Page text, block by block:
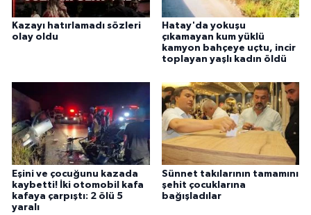
Kazayı hatırlamadı sözleri
olay oldu
Hatay'da yokuşu
çıkamayan kum yüklü
kamyon bahçeye uçtu, incir
toplayan yaşlı kadın öldü
Eşini ve çocuğunu kazada
kaybetti! İki otomobil kafa
kafaya çarpıştı: 2 ölü 5
yaralı
Sünnet takılarının tamamını
şehit çocuklarına
bağışladılar